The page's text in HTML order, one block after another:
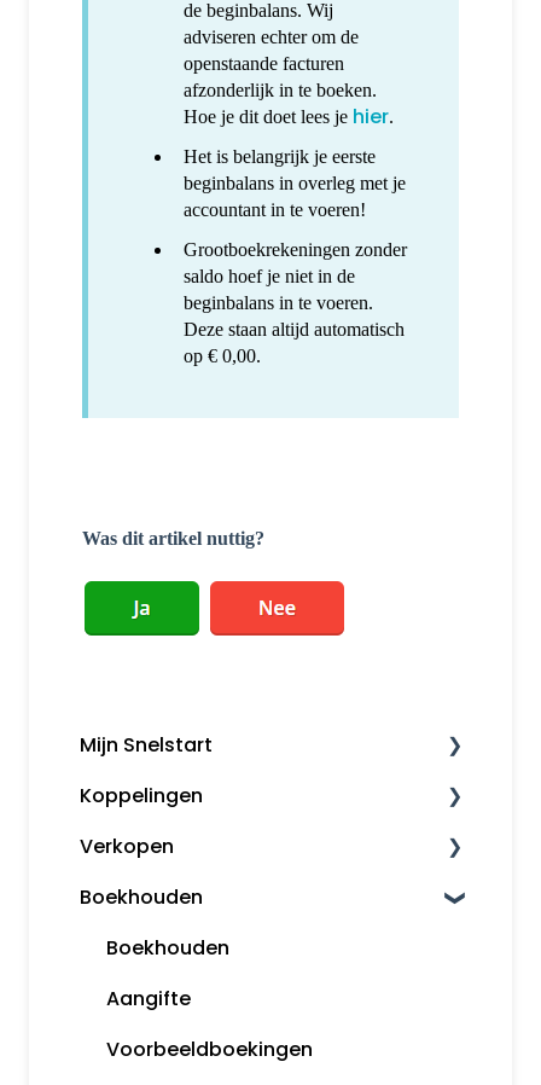
de beginbalans. Wij
adviseren echter om de
openstaande facturen
afzonderlijk in te boeken.
Hoe je dit doet lees je hier.
Het is belangrijk je eerste
beginbalans in overleg met je
accountant in te voeren!
Grootboekrekeningen zonder
saldo hoef je niet in de
beginbalans in te voeren.
Deze staan altijd automatisch
op € 0,00.
Was dit artikel nuttig?
Mijn Snelstart
Mijn Snelstart
Koppelingen
Overige koppelingen
Verkopen
Factureren
Herinneringen en aanmaningen
Opmaak orders
Klanten
Boekhouden
Boekhouden
Aangifte
Voorbeeldboekingen